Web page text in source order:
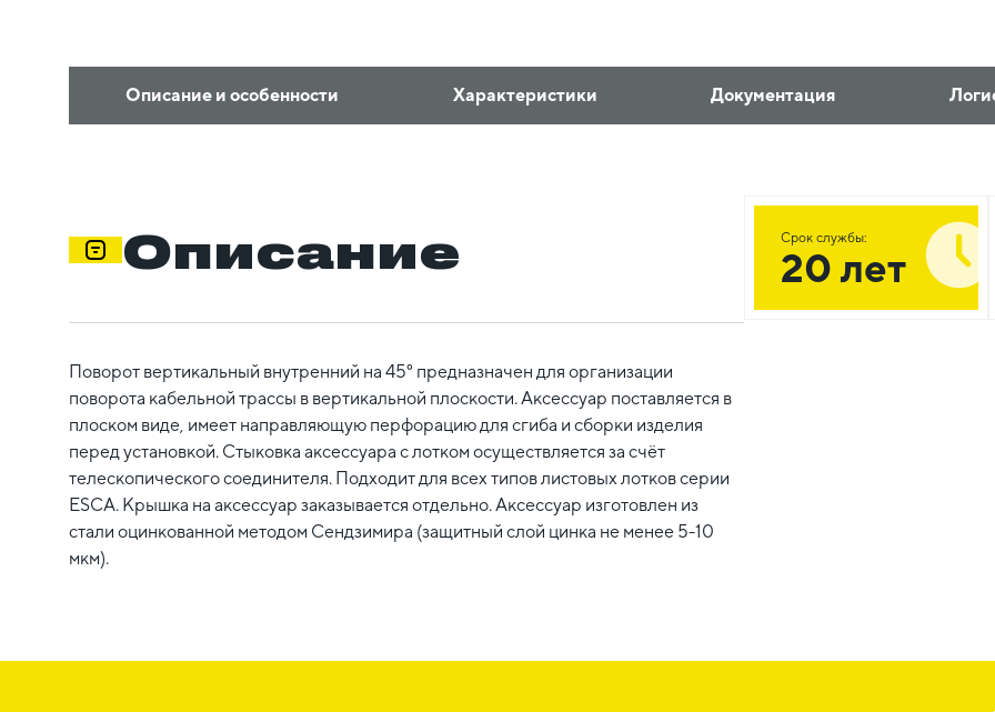
Описание и особенности Характеристики Документация
Описание
Поворот вертикальный внутренний на 45° предназначен для организации
поворота кабельной трассы в вертикальной плоскости. Аксессуар поставляется в
плоском виде, имеет направляющую перфорацию для сгиба и сборки изделия
перед установкой. Стыковка аксессуара с лотком осуществляется за счёт
телескопического соединителя. Подходит для всех типов листовых лотков серии
ESCA. Крышка на аксессуар заказывается отдельно. Аксессуар изготовлен из
стали оцинкованной методом Сендзимира (защитный слой цинка не менее 5-10
мкм).
Срок службы:
20 лет